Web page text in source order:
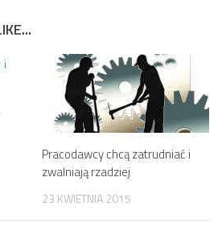
Pracodawcy chcą zatrudniać i
zwalniają rzadziej
23 KWIETNIA 2015